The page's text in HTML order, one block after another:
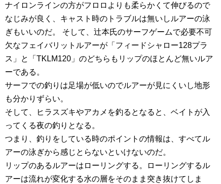
ナイロンラインの方がフロロよりも柔らかくて伸びるので
なじみが良く、キャスト時のトラブルは無いしルアーの泳
ぎもいいのだ。 そして、辻本氏のサーフゲームで必要不可
欠なフェイバリットルアーが「フィードシャロー128プラ
ス」と「TKLM120」のどちらもリップのほとんど無いルア
ーである。
サーフでの釣りは足場が低いのでルアーが見にくいし地形
も分かりずらい。
そして、ヒラスズキやアカメを釣るとなると、ベイトが入
ってくる夜の釣りとなる。
つまり、釣りをしている時のポイントの情報は、すべてル
アーの泳ぎから感じとらないといけないのだ。
リップのあるルアーはローリングする。ローリングするル
アーは流れが変化する水の層をそのまま突き抜けてしま